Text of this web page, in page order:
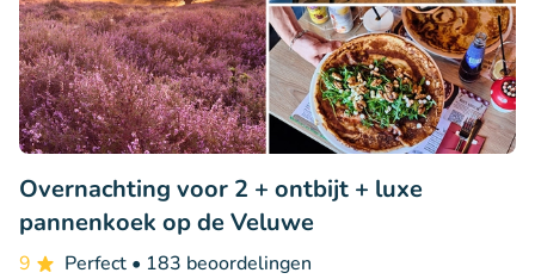
Overnachting voor 2 + ontbijt + luxe
pannenkoek op de Veluwe
9 Perfect • 183 beoordelingen